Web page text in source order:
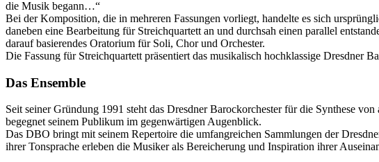
die Musik begann…“
Bei der Komposition, die in mehreren Fassungen vorliegt, handelte es sich
daneben eine Bearbeitung für Streichquartett an und durchsah einen parallel
darauf basierendes Oratorium für Soli, Chor und Orchester.
Die Fassung für Streichquartett präsentiert das musikalisch hochklassige Dresdner
Das Ensemble
Seit seiner Gründung 1991 steht das Dresdner Barockorchester für die Synthese
begegnet seinem Publikum im gegenwärtigen Augenblick.
Das DBO bringt mit seinem Repertoire die umfangreichen Sammlungen der
ihrer Tonsprache erleben die Musiker als Bereicherung und Inspiration ihrer